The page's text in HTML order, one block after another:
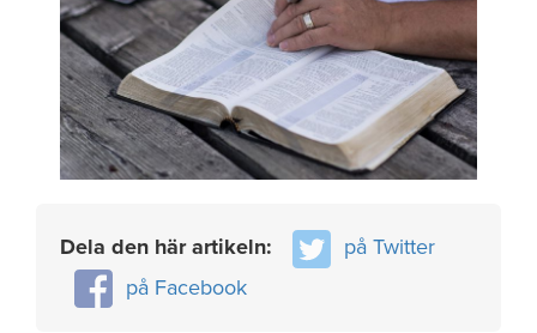
Dela den här artikeln:
på Twitter
på Facebook